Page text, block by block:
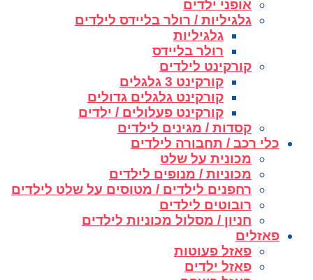
אופני ילדים
גלגיליות / רולר בליידס לילדים
גלגיליות
רולר בליידס
קורקינט לילדים
קורקינט 3 גלגלים
קורקינט גלגלים גדולים
קורקינט פעלולים / ילדים
קסדות / מגינים לילדים
כלי רכב / תחבורה לילדים
מכונית על שלט
מכוניות / מנופים לילדים
רחפנים לילדים / מטוסים על שלט לילדים
רובוטים לילדים
חניון / מסלול מכוניות לילדים
פאזלים
פאזל פעוטות
פאזל ילדים